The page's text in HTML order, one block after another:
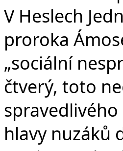
V Heslech
proroka
„sociální
čtverý, toto
hlavy nuzáků